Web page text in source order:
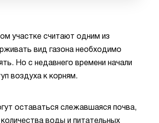
участке считают одним из
вид газона необходимо
Но с недавнего времени начали
воздуха к корням.
оставаться слежавшаяся почва,
воды и питательных